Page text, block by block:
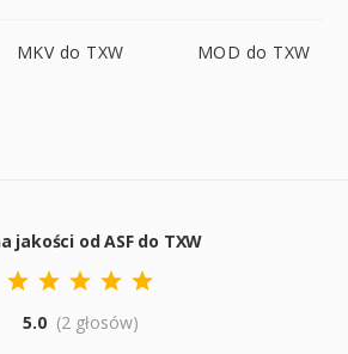
MKV do TXW MOD do TXW
jakości od ASF do TXW
5.0 (2 głosów)